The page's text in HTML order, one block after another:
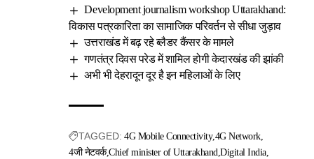
Development journalism workshop Uttarakhand:
विकास पत्रकारिता का सामाजिक परिवर्तन से सीधा जुड़ाव
उत्तराखंड में बढ़ रहे ब्लैडर कैंसर के मामले
गणतंत्र दिवस परेड में शामिल होगी केदारखंड की झांकी
अभी भी देहरादून दूर है इन महिलाओं के लिए
TAGGED: 4G Mobile Connectivity 4G Network
4जी नेटवर्क Chief minister of Uttarakhand Digital India